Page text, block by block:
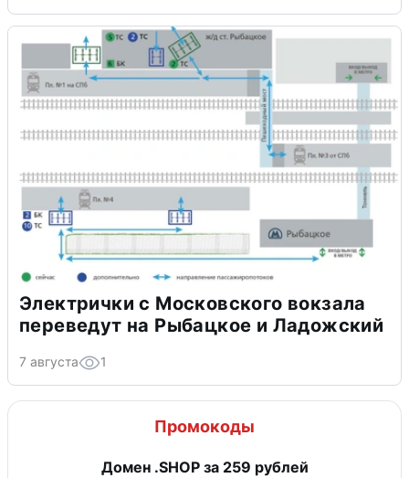
Электрички с Московского вокзала
переведут на Рыбацкое и Ладожский
7 августа 1
Промокоды
Домен .SHOP за 259 рублей